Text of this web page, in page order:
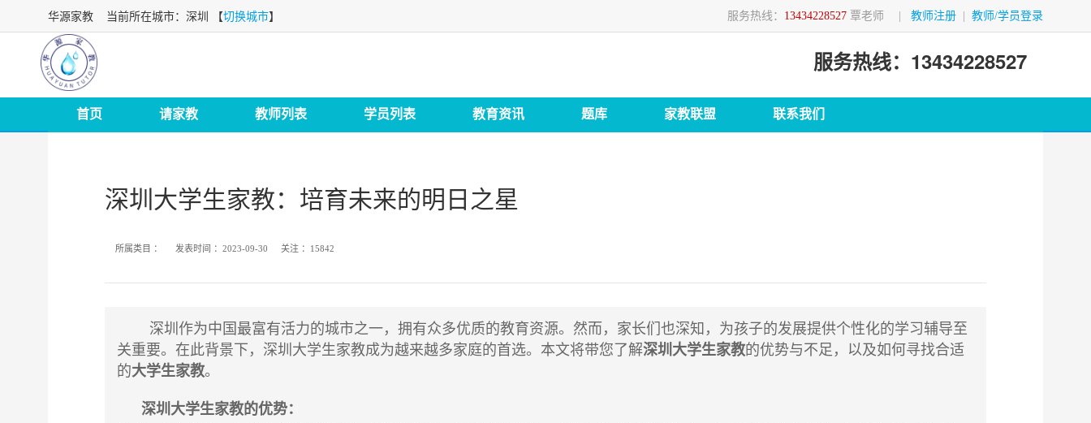
服务热线： 13434228527 覃老师 教师注册 教师/学员登录
华源家教 当前所在城市：深圳 【切换城市】
服务热线：13434228527
首页 请家教 教师列表 学员列表 教育资讯 题库 家教联盟 联系我们
深圳大学生家教：培育未来的明日之星
所属类目 ： 发表时间 ：2023-09-30 关注 ： 15842
深圳作为中国最富有活力的城市之一，拥有众多优质的教育资源。然而，家长们也深知，为孩子的发展提供个性化的学习辅导至
关重要。在此背景下，深圳大学生家教成为越来越多家庭的首选。本文将带您了解深圳大学生家教的优势与不足，以及如何寻找合适
的大学生家教。
深圳大学生家教的优势：